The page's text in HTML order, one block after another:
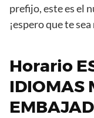
prefijo, este es el
¡espero que te
Horario
IDIOMAS